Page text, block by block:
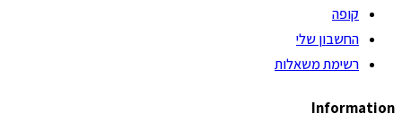
קופה
החשבון שלי
רשימת משאלות
Information